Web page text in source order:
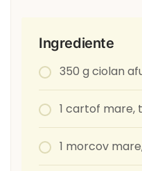
Ingrediente
350 g ciolan
1 cartof mare,
1 morcov